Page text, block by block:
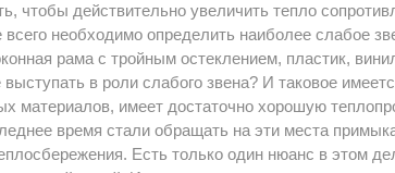
чтобы действительно увеличить тепло
необходимо определить наиболее слабое
рама с тройным остеклением, пластик,
в роли слабого звена? И таковое
материалов, имеет достаточно хорошую
время стали обращать на эти места
Есть только один нюанс в этом